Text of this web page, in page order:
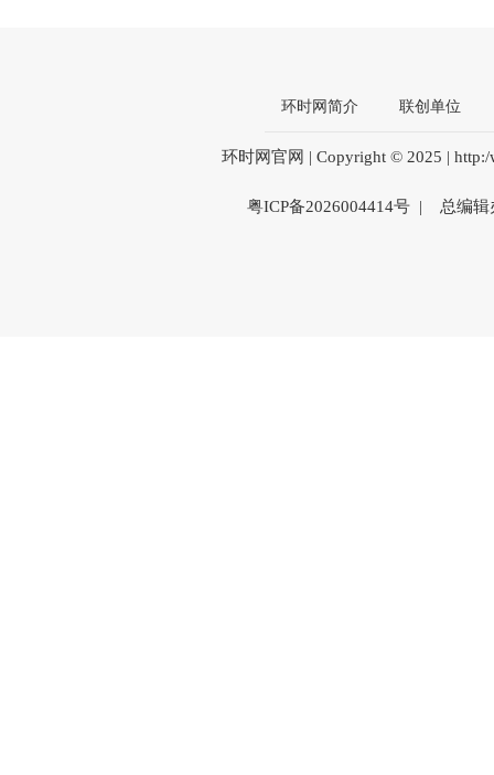
环时网简介 联创单位
环时网官网 | Copyright © 2025 |
粤ICP备2026004414号 | 总编辑